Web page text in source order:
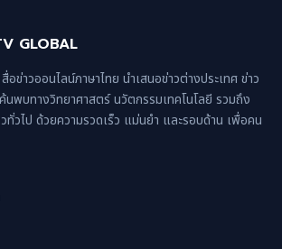
GLOBAL
ข่าวออนไลน์ภาษาไทย นำเสนอข่าวต่างประเทศ ข่าว
นพบทางวิทยาศาสตร์ นวัตกรรมเทคโนโลยี รวมถึง
วทั่วไป ด้วยความรวดเร็ว แม่นยำ และรอบด้าน เพื่อคน